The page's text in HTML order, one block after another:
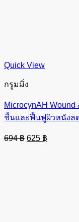
Quick View
กรูมมิ่ง
MicrocynAH
ชื้นและฟื้นฟูผิวหนังลด
694฿ Original
price
625 ฿
price